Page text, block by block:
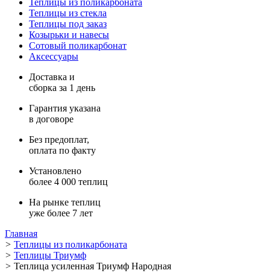
Теплицы из поликарбоната
Теплицы из стекла
Теплицы под заказ
Козырьки и навесы
Сотовый поликарбонат
Аксессуары
Доставка и
сборка за 1 день
Гарантия указана
в договоре
Без предоплат,
оплата по факту
Установлено
более 4 000 теплиц
На рынке теплиц
уже более 7 лет
Главная
> Теплицы из поликарбоната
> Теплицы Триумф
> Теплица усиленная Триумф Народная